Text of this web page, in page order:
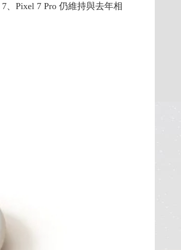
、Pixel 7 Pro 仍維持與去年相